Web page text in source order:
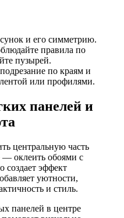
и его симметрию.
правила по
пузырей.
по краям и
или профилями.
панелей и
центральную часть
— оклеить обоями с
создает эффект
уютности,
и стиль.
панелей в центре